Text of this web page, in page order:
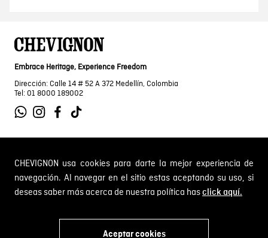
CHEVIGNON usa cookies para darte la mejor experiencia de
navegación. Al navegar en el sitio estas aceptando su uso, si
deseas saber más acerca de nuestra política hasclick aquí.
Aceptar cookies
Embrace Heritage, Experience Freedom
Dirección: Calle 14 # 52 A 372 Medellín, Colombia
Tel: 01 8000 189002
SOBRE NOSOTROS
Encuentra tu tienda
Mapa del sitio